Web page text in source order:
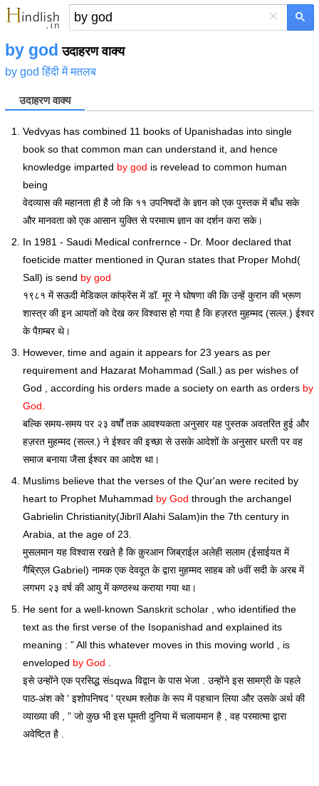
×
by god उदाहरण वाक्य
by god हिंदी में मतलब
उदाहरण वाक्य
Vedvyas has combined 11 books of Upanishadas into single
book so that common man can understand it, and hence
knowledge imparted by god is revelead to common human
being
वेदव्यास की महानता ही है जो कि ११ उपनिषदों के ज्ञान को एक पुस्तक में बाँध सके
और मानवता को एक आसान युक्ति से परमात्म ज्ञान का दर्शन करा सके।
In 1981 - Saudi Medical confrernce - Dr. Moor declared that
foeticide matter mentioned in Quran states that Proper Mohd(
Sall) is send by god
१९८१ में सऊदी मेडिकल कांफ्रेंस में डॉ. मूर ने घोषणा की कि उन्हें कुरान की भ्रूण
शास्त्र की इन आयतों को देख कर विश्वास हो गया है कि ‎हज़रत मुहम्मद (सल्ल.) ईश्वर
के पैग़म्बर थे।
However, time and again it appears for 23 years as per
requirement and Hazarat Mohammad (Sall.) as per wishes of
God , according his orders made a society on earth as orders by
God.
बल्कि समय-समय पर २३ वर्षों तक आवश्यकता अनुसार यह पुस्तक अवतरित हुई और
हज़रत मुहम्मद ‎‎(सल्ल.) ने ईश्वर की इच्छा से उसके आदेशों के अनुसार धरती पर वह
‎समाज बनाया जैसा ईश्वर का आदेश था।
Muslims believe that the verses of the Qur'an were recited by
heart to Prophet Muhammad by God through the archangel
Gabrielin Christianity(Jibrīl Alahi Salam)in the 7th century in
Arabia, at the age of 23.
मुसलमान यह विश्वास रखते है कि क़ुरआन जिब्राईल अलेही सलाम (ईसाईयत में
गैब्रिएल Gabriel) नामक एक देवदूत के द्वारा मुहम्मद साहब को ७वीं सदी के अरब में
लगभग २३ वर्ष की आयु में कण्ठस्थ कराया गया था।
He sent for a well-known Sanskrit scholar , who identified the
text as the first verse of the Isopanishad and explained its
meaning : ” All this whatever moves in this moving world , is
enveloped by God
इसे उन्होंने एक प्रसिद्ध संsqwa विद्वान के पास भेजा . उन्होंने इस सामग्री के पहले
पाठ-अंश को ' इशोपनिषद ' प्रथम श्लोक के रूप में पहचान लिया और उसके अर्थ की
व्याख्या की , ” जो कुछ भी इस घूमती दुनिया में चलायमान है , वह परमात्मा द्वारा
अवेष्टित है .